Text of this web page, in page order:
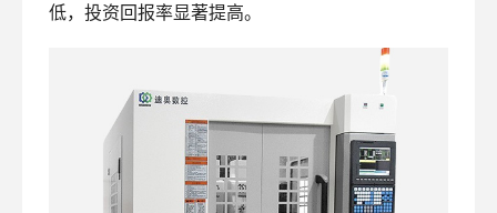
低，投资回报率显著提高。